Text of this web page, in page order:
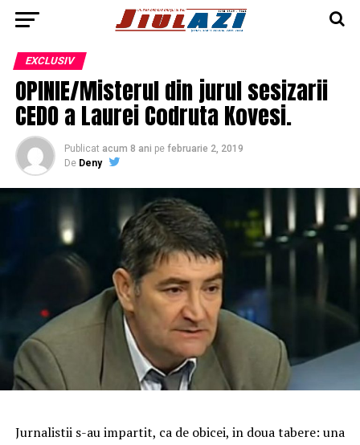
EXCLUSIV
OPINIE/Misterul din jurul sesizarii
CEDO a Laurei Codruta Kovesi.
Publicat acum 8 ani pe februarie 2, 2019
De Deny
Jurnalistii s-au impartit, ca de obicei, in doua tabere: una